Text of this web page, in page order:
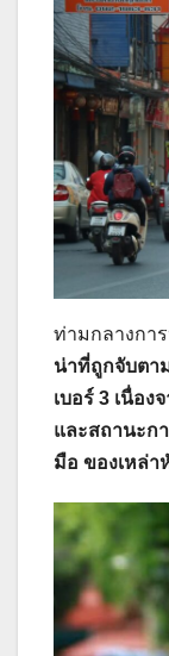
ท่ามกลางกา
น่าที่ถูกจับตา
เบอร์ 3 เนื่อ
และสถานะก
มือ ของเหล่า